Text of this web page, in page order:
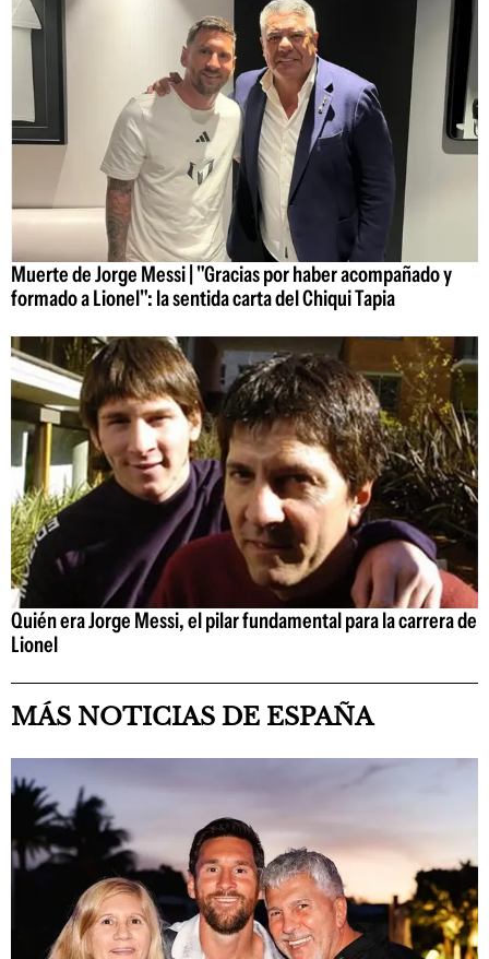
Muerte de Jorge Messi | "Gracias por haber acompañado y
formado a Lionel": la sentida carta del Chiqui Tapia
Quién era Jorge Messi, el pilar fundamental para la carrera de
Lionel
MÁS NOTICIAS DE ESPAÑA